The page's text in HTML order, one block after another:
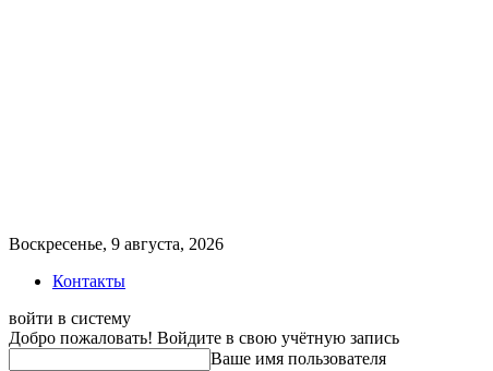
Воскресенье, 9 августа, 2026
Контакты
войти в систему
Добро пожаловать! Войдите в свою учётную запись
Ваше имя пользователя